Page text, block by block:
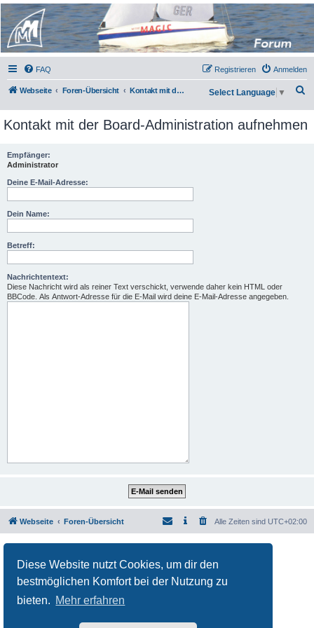
Diese Website nutzt Cookies, um dir den
bestmöglichen Komfort bei der Nutzung zu
bieten. Mehr erfahren
Micro Magic Forum
Deutschland
FAQ Anmelden
Registrieren
Webseite Foren-Übersicht Kontakt mit der Board-Administration aufnehmen
c
Select Language ▼
Kontakt mit der Board-Administration aufnehmen
Empfänger:
Administrator
Deine E-Mail-Adresse:
Dein Name:
Betreff:
Nachrichtentext:
Diese Nachricht wird als reiner Text verschickt, verwende daher kein HTML oder
BBCode. Als Antwort-Adresse für die E-Mail wird deine E-Mail-Adresse angegeben.
Webseite Foren-Übersicht Alle Zeiten sind UTC+02:00
Deutsche Übersetzung durchphpBB.de
Nutzungsbedingungen